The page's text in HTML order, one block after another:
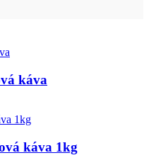
káva
káva 1kg